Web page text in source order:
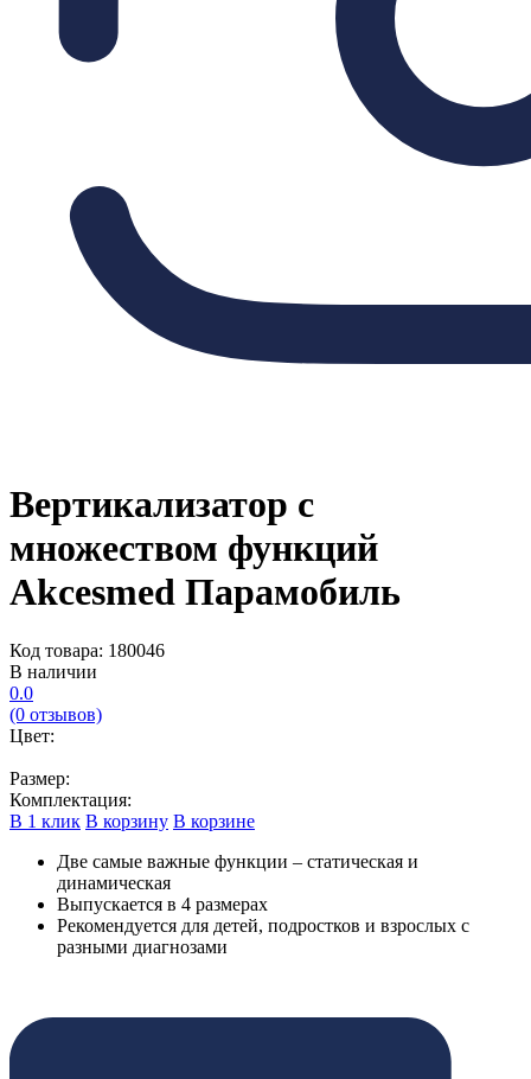
Вертикализатор с
множеством функций
Akcesmed Парамобиль
Код товара: 180046
В наличии
0.0
(0 отзывов)
Цвет:
Размер:
Комплектация:
В 1 клик В корзину В корзине
Две самые важные функции – статическая и
динамическая
Выпускается в 4 размерах
Рекомендуется для детей, подростков и взрослых с
разными диагнозами